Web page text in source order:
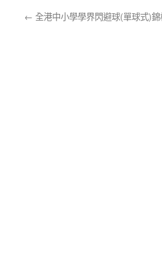
← 全港中小學學界閃避球(單球式)